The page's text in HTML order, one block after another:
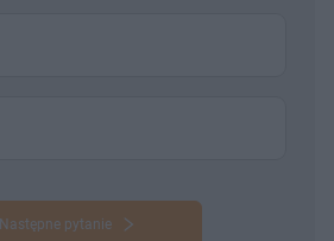
Następne pytanie